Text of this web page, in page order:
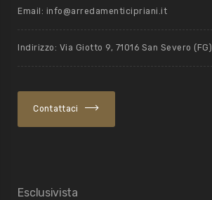
Email: info@arredamenticipriani.it
Indirizzo: Via Giotto 9, 71016 San Severo (FG)
Contattaci
Esclusivista